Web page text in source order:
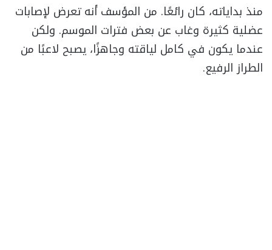
منذ بداياته، كان رائعًا. من المؤسف أنه تعرض لإصابات
عضلية كثيرة وغاب عن بعض فترات الموسم. ولكن
عندما يكون في كامل لياقته وجاهزًا، يصبح لاعبًا من
الطراز الرفيع.